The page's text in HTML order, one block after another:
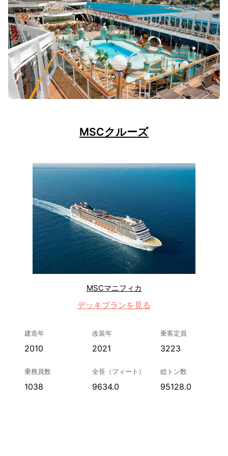
MSCクルーズ
MSCマニフィカ
デッキプランを見る
建造年
2010
改装年
2021
乗客定員
3223
乗務員数
1038
全長（フィート）
9634.0
総トン数
95128.0